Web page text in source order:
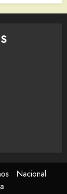
Nacional